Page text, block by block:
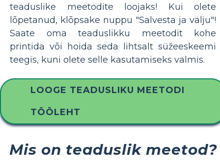
teaduslike meetodite loojaks! Kui olete
lõpetanud, klõpsake nuppu "Salvesta ja välju"!
Saate oma teaduslikku meetodit kohe
printida või hoida seda lihtsalt süžeeskeemi
teegis, kuni olete selle kasutamiseks valmis.
LOOGE TEADUSLIKU MEETODI
TÖÖLEHT
Mis on teaduslik meetod?